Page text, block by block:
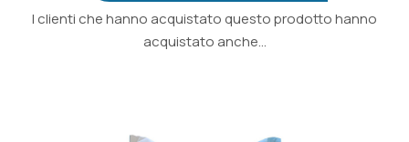
I clienti che hanno acquistato questo prodotto hanno
acquistato anche...